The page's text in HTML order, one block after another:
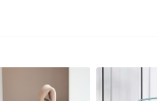
сказочных стран и неизвестных планет
твоих любимых историй.
Меняй образы, перевоплощаясь, будь разной,
Следуй за белым кроликом.